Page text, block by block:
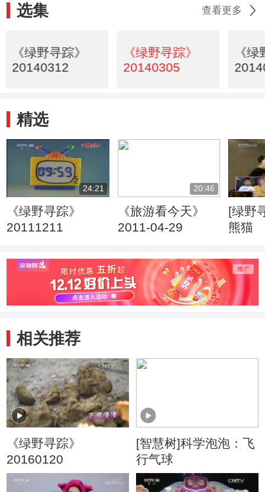
选集 查看更多
《绿野寻踪》
20140312
《绿野寻踪》
20140305
《
精选
24:21
《绿野寻踪》
20111211
20:46
《旅游看今天》
2011-04-29
[绿野寻踪
熊猫
相关推荐
《绿野寻踪》
20160120
[智慧树]科学泡泡：飞
行气球